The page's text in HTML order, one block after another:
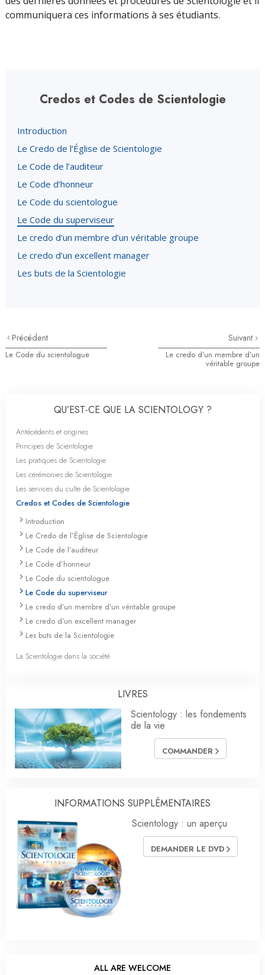
communiquera ces informations à ses étudiants.
Credos et Codes de Scientologie
Introduction
Le Credo de l’Église de Scientologie
Le Code de l’auditeur
Le Code d’honneur
Le Code du scientologue
Le Code du superviseur
Le credo d’un membre d’un véritable groupe
Le credo d’un excellent manager
Les buts de la Scientologie
Précédent
Le Code du scientologue
Suivant
Le credo d’un membre d’un
véritable groupe
QU’EST-CE QUE LA SCIENTOLOGY ?
Antécédents et origines
Principes de Scientologie
Les pratiques de Scientologie
Les cérémonies de Scientologie
Les services du culte de Scientologie
Credos et Codes de Scientologie
Introduction
Le Credo de l’Église de Scientologie
Le Code de l’auditeur
Le Code d’honneur
Le Code du scientologue
Le Code du superviseur
Le credo d’un membre d’un véritable groupe
Le credo d’un excellent manager
Les buts de la Scientologie
La Scientologie dans la société
LIVRES
Scientology : les fondements
de la vie
COMMANDER
INFORMATIONS SUPPLÉMENTAIRES
Scientology : un aperçu
DEMANDER LE DVD
ALL ARE WELCOME